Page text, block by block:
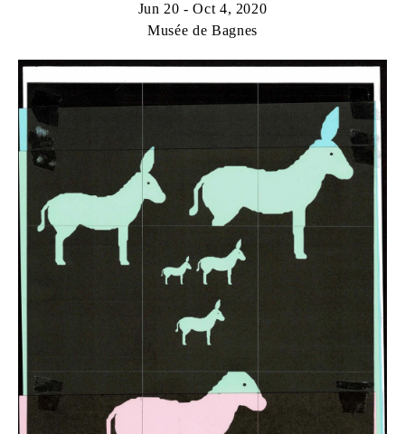
Jun 20 - Oct 4, 2020
Musée de Bagnes